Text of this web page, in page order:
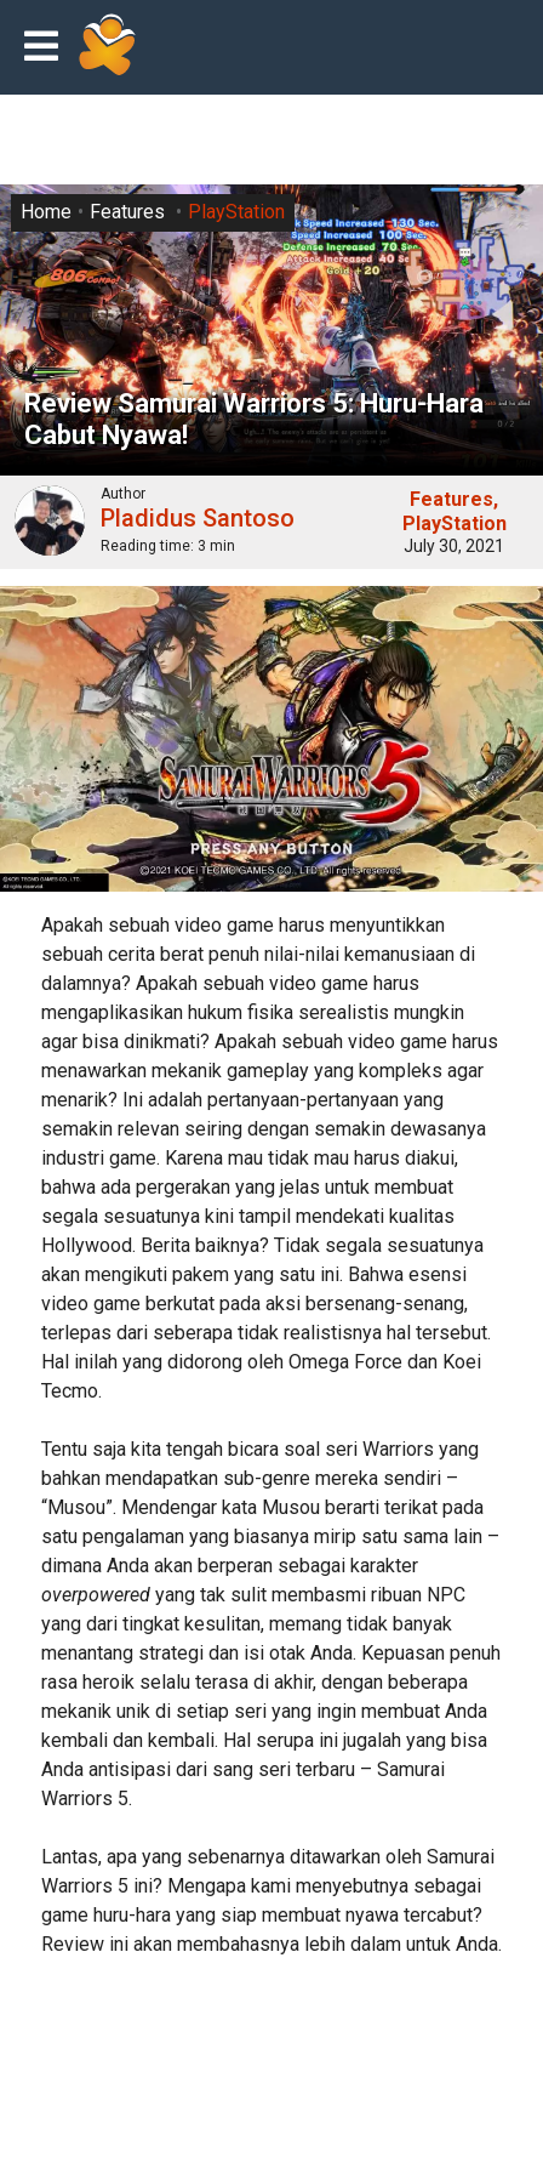
Review Samurai Warriors 5: Huru-Hara
Cabut Nyawa!
Home Features PlayStation
Author
Pladidus Santoso
Reading time: 3 min
Features
PlayStation
July 30, 2021
Apakah sebuah video game harus menyuntikkan
sebuah cerita berat penuh nilai-nilai kemanusiaan di
dalamnya? Apakah sebuah video game harus
mengaplikasikan hukum fisika serealistis mungkin
agar bisa dinikmati? Apakah sebuah video game harus
menawarkan mekanik gameplay yang kompleks agar
menarik? Ini adalah pertanyaan-pertanyaan yang
semakin relevan seiring dengan semakin dewasanya
industri game. Karena mau tidak mau harus diakui,
bahwa ada pergerakan yang jelas untuk membuat
segala sesuatunya kini tampil mendekati kualitas
Hollywood. Berita baiknya? Tidak segala sesuatunya
akan mengikuti pakem yang satu ini. Bahwa esensi
video game berkutat pada aksi bersenang-senang,
terlepas dari seberapa tidak realistisnya hal tersebut.
Hal inilah yang didorong oleh Omega Force dan Koei
Tecmo.
Tentu saja kita tengah bicara soal seri Warriors yang
bahkan mendapatkan sub-genre mereka sendiri –
“Musou”. Mendengar kata Musou berarti terikat pada
satu pengalaman yang biasanya mirip satu sama lain –
dimana Anda akan berperan sebagai karakter
overpoweredyang tak sulit membasmi ribuan NPC
yang dari tingkat kesulitan, memang tidak banyak
menantang strategi dan isi otak Anda. Kepuasan penuh
rasa heroik selalu terasa di akhir, dengan beberapa
mekanik unik di setiap seri yang ingin membuat Anda
kembali dan kembali. Hal serupa ini jugalah yang bisa
Anda antisipasi dari sang seri terbaru – Samurai
Warriors 5.
Lantas, apa yang sebenarnya ditawarkan oleh Samurai
Warriors 5 ini? Mengapa kami menyebutnya sebagai
game huru-hara yang siap membuat nyawa tercabut?
Review ini akan membahasnya lebih dalam untuk Anda.